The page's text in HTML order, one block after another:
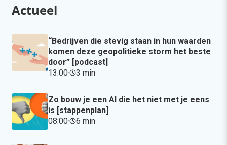
Actueel
“Bedrijven die stevig staan in hun waarden
komen deze geopolitieke storm het beste
door” [podcast]
13:00· 3 min·
Zo bouw je een AI die het niet met je eens
is [stappenplan]
08:00· 6 min·